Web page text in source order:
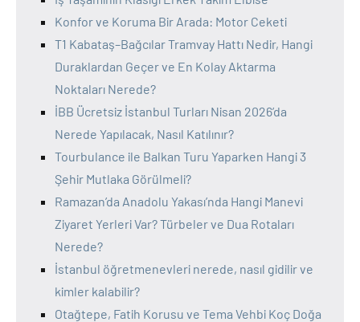
Konfor ve Koruma Bir Arada: Motor Ceketi
T1 Kabataş–Bağcılar Tramvay Hattı Nedir, Hangi
Duraklardan Geçer ve En Kolay Aktarma
Noktaları Nerede?
İBB Ücretsiz İstanbul Turları Nisan 2026’da
Nerede Yapılacak, Nasıl Katılınır?
Tourbulance ile Balkan Turu Yaparken Hangi 3
Şehir Mutlaka Görülmeli?
Ramazan’da Anadolu Yakası’nda Hangi Manevi
Ziyaret Yerleri Var? Türbeler ve Dua Rotaları
Nerede?
İstanbul öğretmenevleri nerede, nasıl gidilir ve
kimler kalabilir?
Otağtepe, Fatih Korusu ve Tema Vehbi Koç Doğa